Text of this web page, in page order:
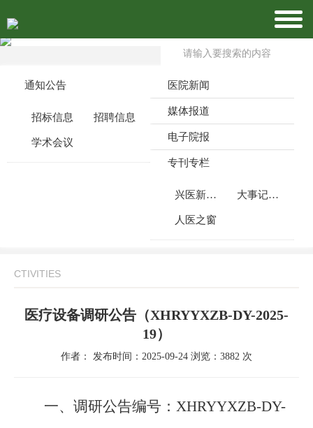
通知公告
招标信息 招聘信息
学术会议
医院新闻
媒体报道
电子院报
专刊专栏
兴医新闻周刊 大事记月报
人医之窗
CTIVITIES
医疗设备调研公告（XHRYYXZB-DY-2025-
19）
作者： 发布时间：2025-09-24 浏览：3882 次
一、 调研公告编号： XHRYYXZB-DY-